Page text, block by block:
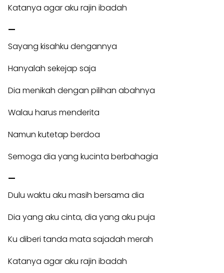
Katanya agar aku rajin ibadah
—
Sayang kisahku dengannya
Hanyalah sekejap saja
Dia menikah dengan pilihan abahnya
Walau harus menderita
Namun kutetap berdoa
Semoga dia yang kucinta berbahagia
—
Dulu waktu aku masih bersama dia
Dia yang aku cinta, dia yang aku puja
Ku diberi tanda mata sajadah merah
Katanya agar aku rajin ibadah